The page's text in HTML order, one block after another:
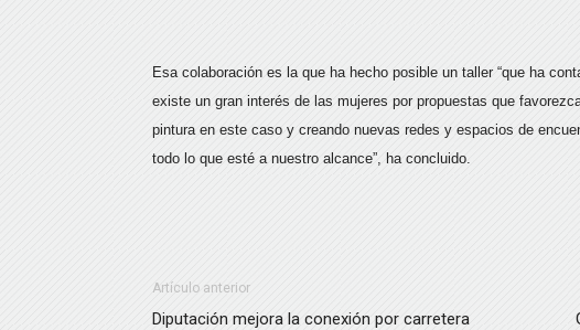
Esa colaboración es la que ha hecho posible un taller “que ha
existe un gran interés de las mujeres por propuestas que
pintura en este caso y creando nuevas redes y espacios de
todo lo que esté a nuestro alcance”, ha concluido.
Artículo anterior
Diputación mejora la conexión por carretera